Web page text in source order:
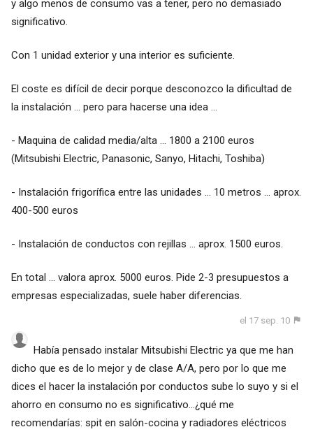
y algo menos de consumo vas a tener, pero no demasiado
significativo.
Con 1 unidad exterior y una interior es suficiente.
El coste es difícil de decir porque desconozco la dificultad de
la instalación ... pero para hacerse una idea ...
- Maquina de calidad media/alta ... 1800 a 2100 euros
(Mitsubishi Electric, Panasonic, Sanyo, Hitachi, Toshiba)
- Instalación frigorífica entre las unidades ... 10 metros ... aprox.
400-500 euros
- Instalación de conductos con rejillas ... aprox. 1500 euros.
En total ... valora aprox. 5000 euros. Pide 2-3 presupuestos a
empresas especializadas, suele haber diferencias.
el 17 sep. 10
Había pensado instalar Mitsubishi Electric ya que me han
dicho que es de lo mejor y de clase A/A, pero por lo que me
dices el hacer la instalación por conductos sube lo suyo y si el
ahorro en consumo no es significativo...¿qué me
recomendarías: spit en salón-cocina y radiadores eléctricos